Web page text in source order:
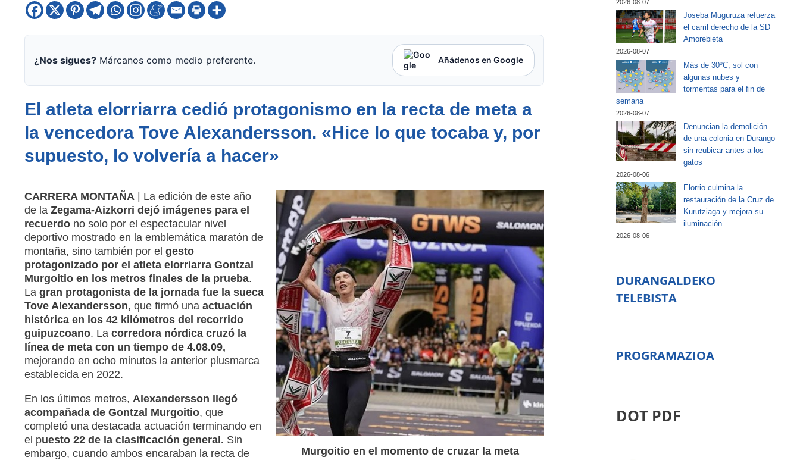
¿Nos sigues?Márcanos como medio preferente. Añádenos en Google
El atleta elorriarra cedió protagonismo en la recta de meta a
la vencedora Tove Alexandersson. «Hice lo que tocaba y, por
supuesto, lo volvería a hacer»
Murgoitio en el momento de cruzar la meta
CARRERA MONTAÑA | La edición de este año
de la Zegama-Aizkorri dejó imágenes para el
recuerdono solo por el espectacular nivel
deportivo mostrado en la emblemática maratón de
montaña, sino también por el gesto
protagonizado por el atleta elorriarra Gontzal
Murgoitio en los metros finales de la prueba.
La gran protagonista de la jornada fue la sueca
Tove Alexandersson, que firmó una actuación
histórica en los 42 kilómetros del recorrido
guipuzcoano. La corredora nórdica cruzó la
línea de meta con un tiempo de 4.08.09,
mejorando en ocho minutos la anterior plusmarca
establecida en 2022.
En los últimos metros, Alexandersson llegó
acompañada de Gontzal Murgoitio, que
completó una destacada actuación terminando en
el puesto 22 de la clasificación general. Sin
embargo, cuando ambos encaraban la recta de
2026-08-07
Joseba Muguruza refuerza
el carril derecho de la SD
Amorebieta
2026-08-07
Más de 30ºC, sol con
algunas nubes y
tormentas para el fin de
semana
2026-08-07
Denuncian la demolición
de una colonia en Durango
sin reubicar antes a los
gatos
2026-08-06
Elorrio culmina la
restauración de la Cruz de
Kurutziaga y mejora su
iluminación
2026-08-06
DURANGALDEKO
TELEBISTA
PROGRAMAZIOA
DOT PDF